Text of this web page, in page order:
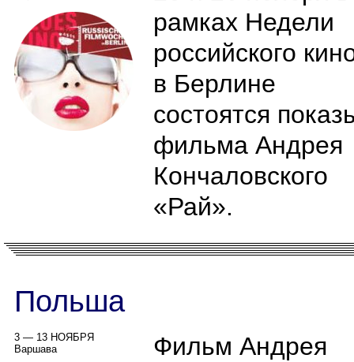
рамках Недели
российского
в Берлине
состоятся
фильма Андрея
Кончаловского
«Рай».
Польша
3 — 13 НОЯБРЯ
Варшава
Фильм Андрея